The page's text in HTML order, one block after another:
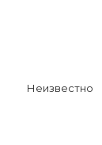
Неизвестно